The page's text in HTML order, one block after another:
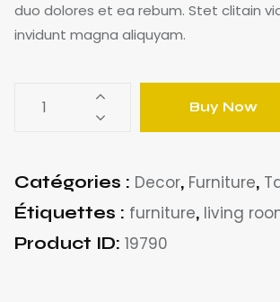
duo dolores et ea rebum. Stet clitain
invidunt magna aliquyam.
Buy Now
Catégories : Decor, Furniture,
Étiquettes : furniture, living
Product ID: 19790